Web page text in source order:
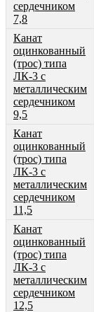
сердечником
7,8
Канат
оцинкованный
(трос) типа
ЛК-3 с
металлическим
сердечником
9,5
Канат
оцинкованный
(трос) типа
ЛК-3 с
металлическим
сердечником
11,5
Канат
оцинкованный
(трос) типа
ЛК-3 с
металлическим
сердечником
12,5